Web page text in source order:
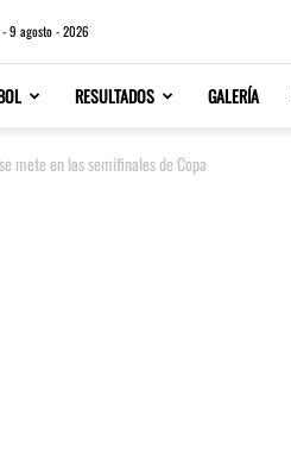
9 agosto - 2026
RESULTADOS GALERÍA
mete en las semifinales de Copa